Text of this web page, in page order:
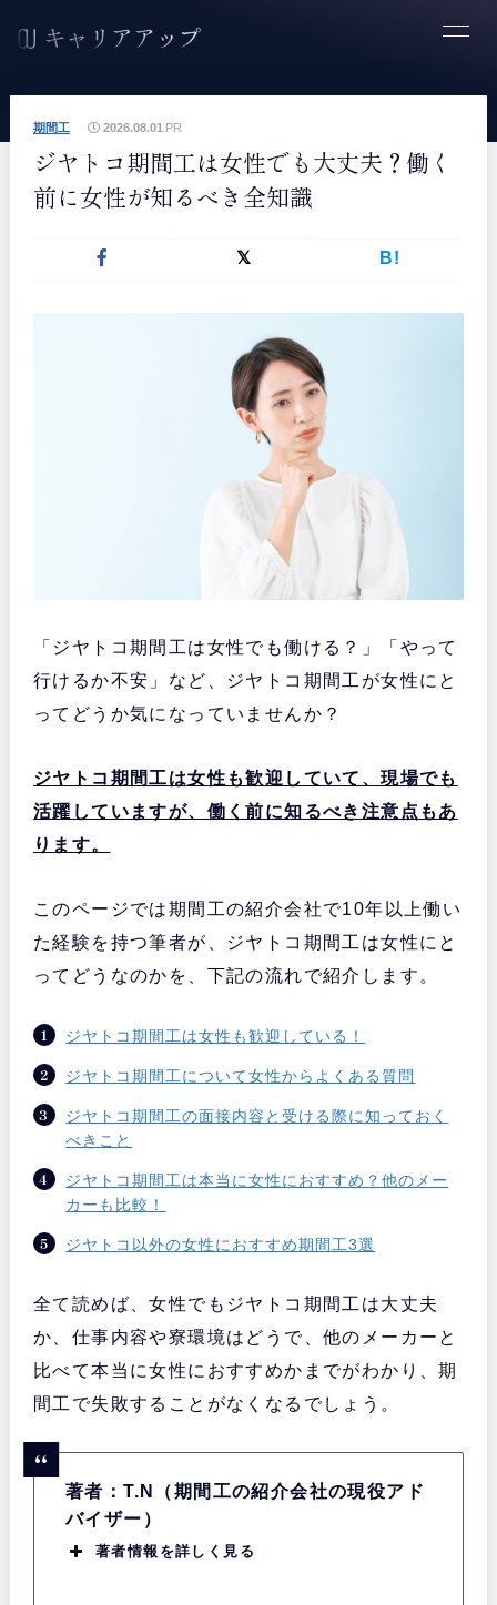
PR
期間工 2026.08.01
ジヤトコ期間工は女性でも大丈夫？働く
前に女性が知るべき全知識
B!
「ジヤトコ期間工は女性でも働ける？」「やって
行けるか不安」など、ジヤトコ期間工が女性にと
ってどうか気になっていませんか？
ジヤトコ期間工は女性も歓迎していて、現場でも
活躍していますが、働く前に知るべき注意点もあ
ります。
このページでは期間工の紹介会社で10年以上働い
た経験を持つ筆者が、ジヤトコ期間工は女性にと
ってどうなのかを、下記の流れで紹介します。
ジヤトコ期間工は女性も歓迎している！
ジヤトコ期間工について女性からよくある質問
ジヤトコ期間工の面接内容と受ける際に知っておく
べきこと
ジヤトコ期間工は本当に女性におすすめ？他のメー
カーも比較！
ジヤトコ以外の女性におすすめ期間工3選
全て読めば、女性でもジヤトコ期間工は大丈夫
か、仕事内容や寮環境はどうで、他のメーカーと
比べて本当に女性におすすめかまでがわかり、期
間工で失敗することがなくなるでしょう。
著者：T.N（期間工の紹介会社の現役アド
バイザー）
著者情報を詳しく見る